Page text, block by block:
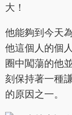
他能夠到今天
他這個人的個
圈中闖蕩的他
刻保持著一種
的原因之一。